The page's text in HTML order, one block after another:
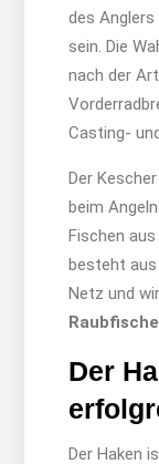
des Anglers
sein. Die
nach der
Casting-
Der
beim
Fischen
besteht aus
Netz und
Der
Der Haken